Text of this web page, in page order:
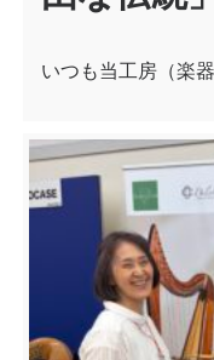
いつも当工房（楽